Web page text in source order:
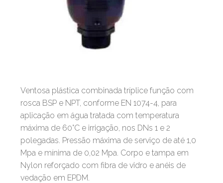
Ventosa plástica combinada tríplice função com
rosca BSP e NPT, conforme EN 1074-4, para
aplicação em água tratada com temperatura
máxima de 60°C e irrigação, nos DNs 1 e 2
polegadas. Pressão máxima de serviço de até 1,0
Mpa e mínima de 0,02 Mpa. Corpo e tampa em
Nylon reforçado com fibra de vidro e anéis de
vedação em EPDM.